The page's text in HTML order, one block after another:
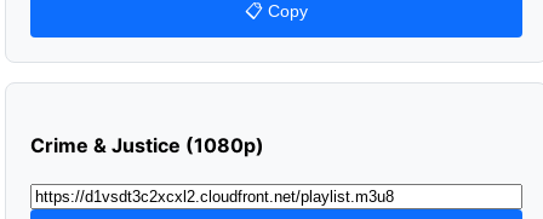
📋 Copy
Crime & Justice (1080p)